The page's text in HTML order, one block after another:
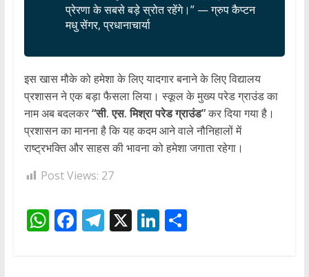
प्रेरणा के सबसे बड़े स्रोत रहेंगे।” — ग्रुप कैप्टन
मधु सेंगर, प्रधानाचार्या
इस खास मौके को हमेशा के लिए यादगार बनाने के लिए विद्यालय
प्रशासन ने एक बड़ा फैसला लिया। स्कूल के मुख्य परेड ग्राउंड का
नाम अब बदलकर“सी. एस. मिश्रा परेड ग्राउंड”कर दिया गया है।
प्रशासन का मानना है कि यह कदम आने वाले नौनिहालों में
राष्ट्रभक्ति और साहस की भावना को हमेशा जगाता रहेगा।
Post Views: 27
W F T X Li S